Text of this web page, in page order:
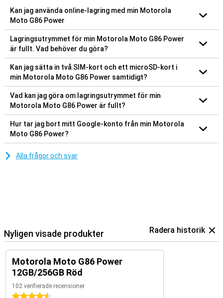
Kan jag använda online-lagring med min Motorola
Moto G86 Power
Lagringsutrymmet för min Motorola Moto G86 Power
är fullt. Vad behöver du göra?
Kan jag sätta in två SIM-kort och ett microSD-kort i
min Motorola Moto G86 Power samtidigt?
Vad kan jag göra om lagringsutrymmet för min
Motorola Moto G86 Power är fullt?
Hur tar jag bort mitt Google-konto från min Motorola
Moto G86 Power?
Alla frågor och svar
Nyligen visade produkter Radera historik
Motorola Moto G86 Power
12GB/256GB Röd
102 verifierade recensioner
4.5 stjärnor